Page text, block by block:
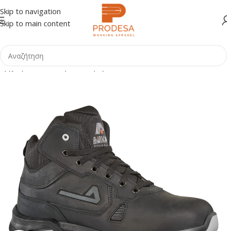
Skip to navigation
Skip to main content
Αρχική σελίδα Shop Υπόδηση Μποτάκια